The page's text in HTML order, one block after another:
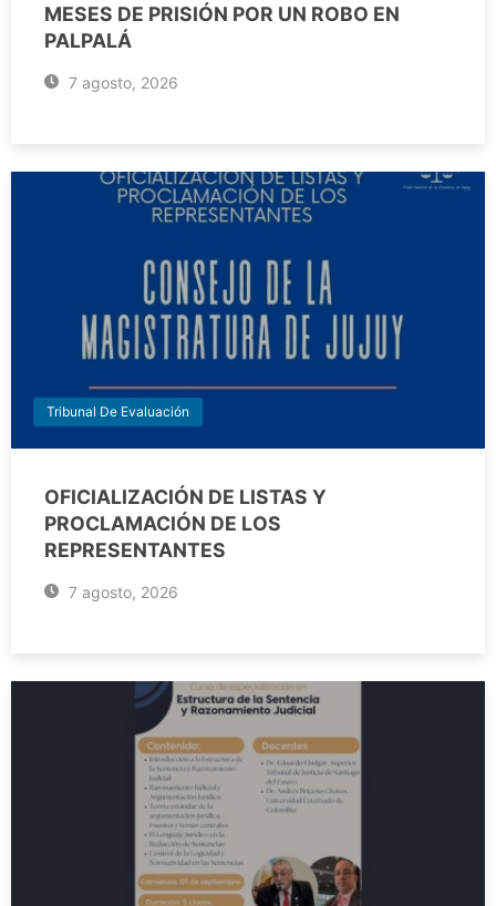
MESES DE PRISIÓN POR UN ROBO EN
PALPALÁ
7 agosto, 2026
Tribunal De Evaluación
OFICIALIZACIÓN DE LISTAS Y
PROCLAMACIÓN DE LOS
REPRESENTANTES
7 agosto, 2026